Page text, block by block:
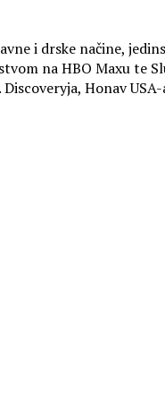
i drske načine,
na HBO Maxu te
Honav